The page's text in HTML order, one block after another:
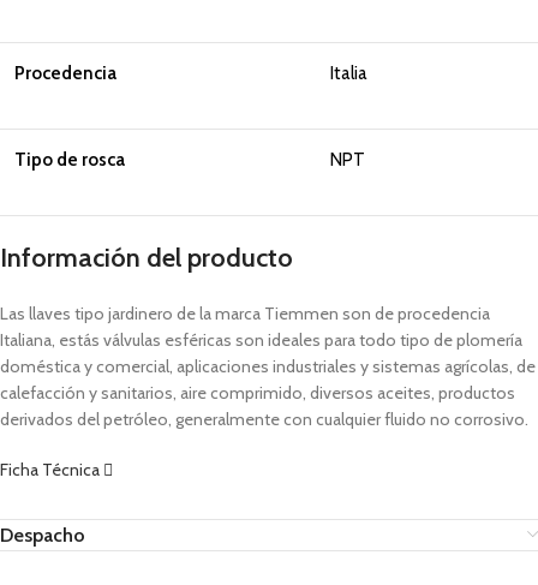
Procedencia Italia
Tipo de rosca NPT
Información del producto
Las llaves tipo jardinero de la marca Tiemmen son de procedencia
Italiana, estás válvulas esféricas son ideales para todo tipo de plomería
doméstica y comercial, aplicaciones industriales y sistemas agrícolas, de
calefacción y sanitarios, aire comprimido, diversos aceites, productos
derivados del petróleo, generalmente con cualquier fluido no corrosivo.
Ficha Técnica
Despacho